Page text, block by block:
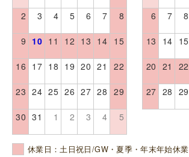
2 3 4 5 6 7 8
9 10 11 12 13 14 15
16 17 18 19 20 21 22
23 24 25 26 27 28 29
30 31 1 2 3 4 5
6 7 8
13 14 15
20 21 22
27 28 29
休業日：土日祝日/GW・夏季・年末年始休業